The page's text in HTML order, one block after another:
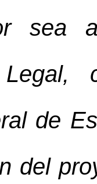
sea
de
del